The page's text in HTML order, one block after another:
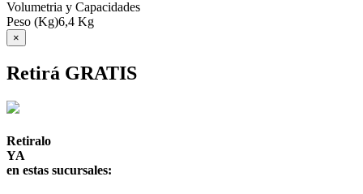
Volumetria y Capacidades
Peso (Kg)6,4 Kg
×
Retirá GRATIS
Retiralo
YA
en estas sucursales: